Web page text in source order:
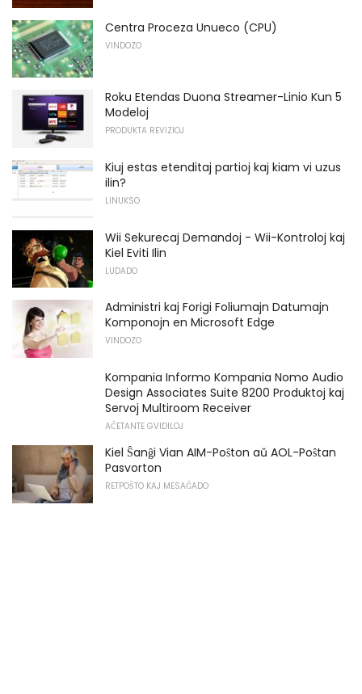
Centra Proceza Unueco (CPU)
VINDOZO
Roku Etendas Duona Streamer-Linio Kun 5
Modeloj
PRODUKTA REVIZIOJ
Kiuj estas etenditaj partioj kaj kiam vi uzus
ilin?
LINUKSO
Wii Sekurecaj Demandoj - Wii-Kontroloj kaj
Kiel Eviti Ilin
LUDADO
Administri kaj Forigi Foliumajn Datumajn
Komponojn en Microsoft Edge
VINDOZO
Kompania Informo Kompania Nomo Audio
Design Associates Suite 8200 Produktoj kaj
Servoj Multiroom Receiver
AĈETANTE GVIDILOJ
Kiel Ŝanĝi Vian AIM-Poŝton aŭ AOL-Poŝtan
Pasvorton
RETPOŜTO KAJ MESAĜADO